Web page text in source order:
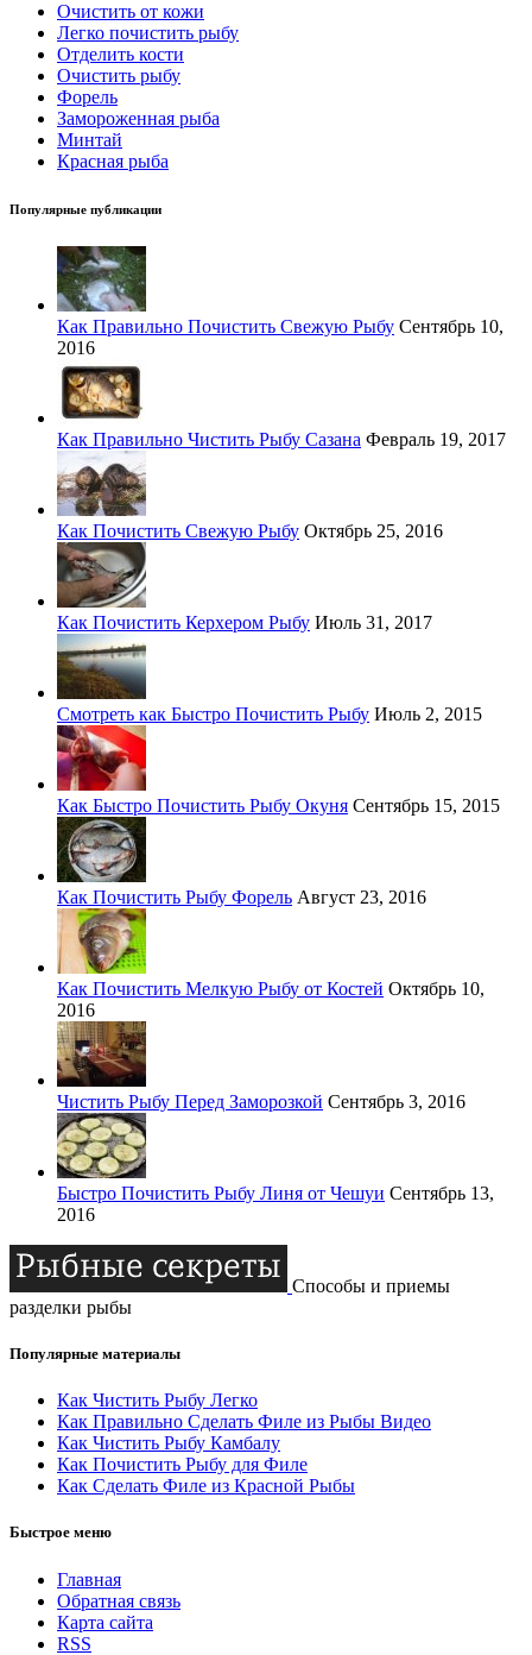
Очистить от кожи
Легко почистить рыбу
Отделить кости
Очистить рыбу
Форель
Замороженная рыба
Минтай
Красная рыба
Популярные публикации
Как Правильно Почистить Свежую Рыбу Сентябрь 10,
2016
Как Правильно Чистить Рыбу Сазана Февраль 19, 2017
Как Почистить Свежую Рыбу Октябрь 25, 2016
Как Почистить Керхером Рыбу Июль 31, 2017
Смотреть как Быстро Почистить Рыбу Июль 2, 2015
Как Быстро Почистить Рыбу Окуня Сентябрь 15, 2015
Как Почистить Рыбу Форель Август 23, 2016
Как Почистить Мелкую Рыбу от Костей Октябрь 10,
2016
Чистить Рыбу Перед Заморозкой Сентябрь 3, 2016
Быстро Почистить Рыбу Линя от Чешуи Сентябрь 13,
2016
Способы и приемы
разделки рыбы
Популярные материалы
Как Чистить Рыбу Легко
Как Правильно Сделать Филе из Рыбы Видео
Как Чистить Рыбу Камбалу
Как Почистить Рыбу для Филе
Как Сделать Филе из Красной Рыбы
Быстрое меню
Главная
Обратная связь
Карта сайта
RSS